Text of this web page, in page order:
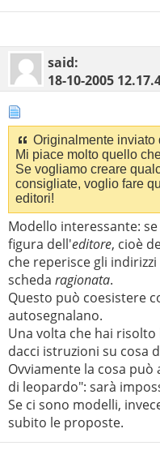
said:
18-10-2005
Originalmente inviato
Mi piace molto quello
Se vogliamo creare
consigliate, voglio fare
editori!
Modello interessante:
figura dell'editore, cioè
che reperisce gli
scheda ragionata.
Questo può coesistere
autosegnalano.
Una volta che hai
dacci istruzioni su cosa
Ovviamente la cosa
di leopardo": sarà
Se ci sono modelli,
subito le proposte.